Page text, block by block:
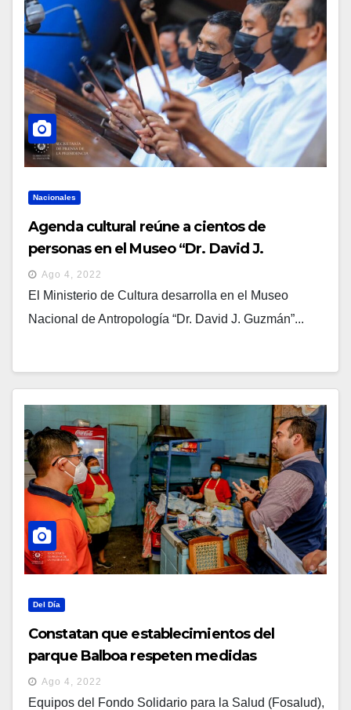
Nacionales
Agenda cultural reúne a cientos de
personas en el Museo “Dr. David J.
Guzmán”
Ago 4, 2022
El Ministerio de Cultura desarrolla en el Museo
Nacional de Antropología “Dr. David J. Guzmán”...
Del Día
Constatan que establecimientos del
parque Balboa respeten medidas
higiénicas
Ago 4, 2022
Equipos del Fondo Solidario para la Salud (Fosalud),